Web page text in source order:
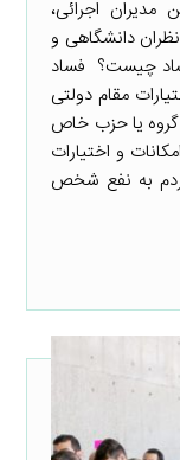
اجرائی،
دانشگاهی و
چیست؟ فساد
مقام دولتی
گروه یا حزب خاص
و اختیارات
به نفع شخص